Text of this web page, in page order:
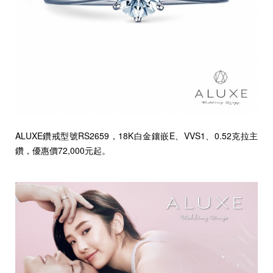
ALUXE鑽戒型號RS2659，18K白金鑲嵌E、VVS1、0.52克拉主
鑽，優惠價72,000元起。